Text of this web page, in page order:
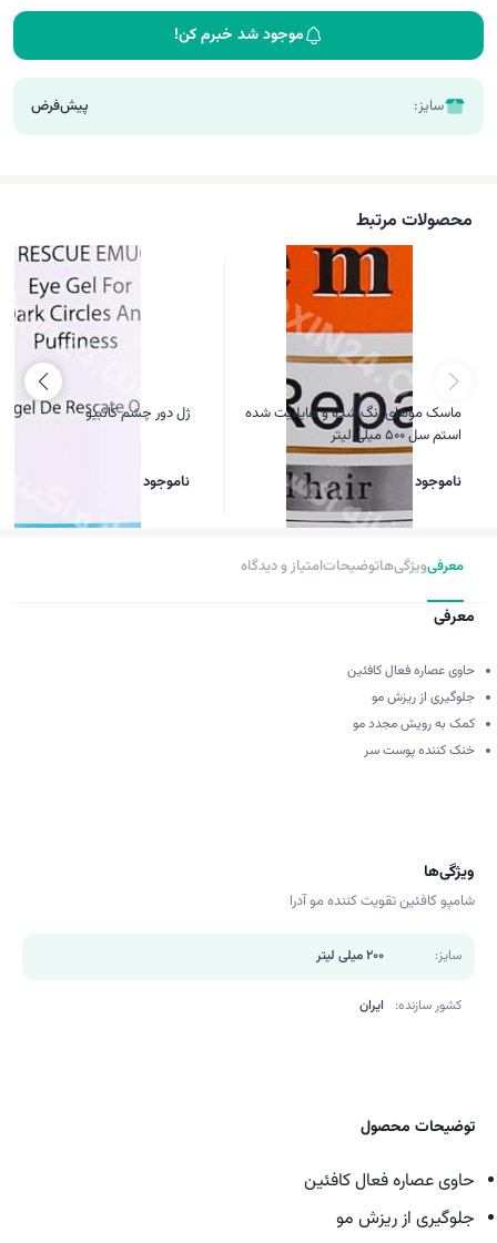
موجود شد خبرم کن!
سایز: پیش‌فرض
محصولات مرتبط
ماسک موهای رنگ شده و هایلایت شده
استم سل 500 میلی لیتر
ناموجود
ژل دور چشم کانبیو
ناموجود
معرفیویژگی‌هاتوضیحاتامتیاز و دیدگاه
معرفی
حاوی عصاره فعال کافئین
جلوگیری از ریزش مو
کمک به رویش مجدد مو
خنک کننده پوست سر
ویژگی‌ها
شامپو کافئین تقویت کننده مو آدرا
سایز: 200 میلی لیتر
کشور سازنده: ایران
توضیحات محصول
حاوی عصاره فعال کافئین
جلوگیری از ریزش مو